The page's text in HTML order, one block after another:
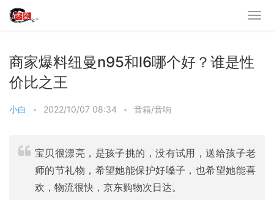
商家爆料纽曼n95和l6哪个好？谁是性
价比之王
小白 • 2022/10/07 08:34 • 音箱/音响
宝贝很漂亮，是孩子挑的，没有试用，送给孩子老
师的节礼物，希望她能保护好嗓子，也希望她能喜
欢，物流很快，京东购物次日达。